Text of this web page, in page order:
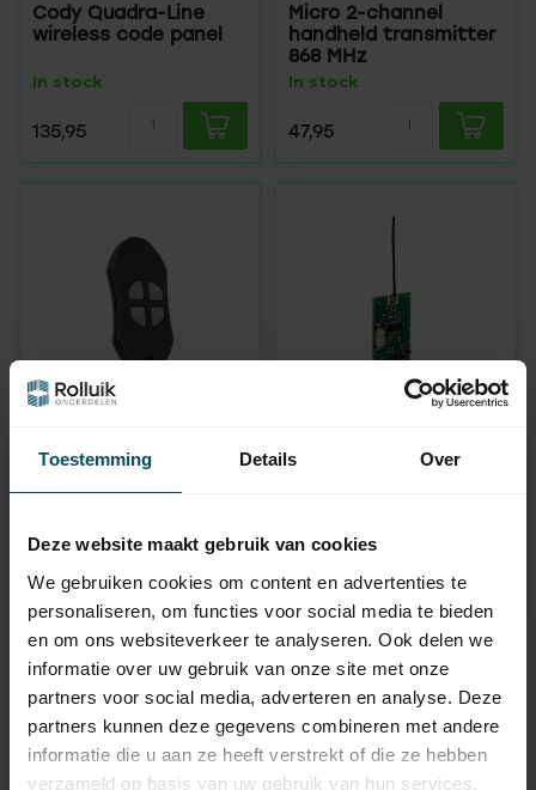
Toestemming Details Over
Deze website maakt gebruik van cookies
We gebruiken cookies om content en advertenties te
personaliseren, om functies voor social media te bieden
en om ons websiteverkeer te analyseren. Ook delen we
informatie over uw gebruik van onze site met onze
partners voor social media, adverteren en analyse. Deze
partners kunnen deze gegevens combineren met andere
informatie die u aan ze heeft verstrekt of die ze hebben
verzameld op basis van uw gebruik van hun services.
Cody Quadra-Line
wireless code panel
In stock
135,95
Micro 2-channel
handheld transmitter
868 MHz
In stock
47,95
Micro 4-channel
handheld transmitter
In stock
48,95
Receiver circuit board
In stock
58,95